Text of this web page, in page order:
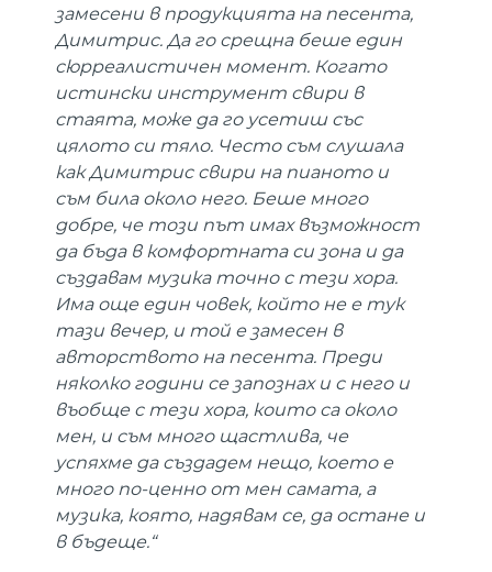
замесени в продукцията на песента,
Димитрис. Да го срещна беше един
сюрреалистичен момент. Когато
истински инструмент свири в
стаята, може да го усетиш със
цялото си тяло. Често съм слушала
как Димитрис свири на пианото и
съм била около него. Беше много
добре, че този път имах възможност
да бъда в комфортната си зона и да
създавам музика точно с тези хора.
Има още един човек, който не е тук
тази вечер, и той е замесен в
авторството на песента. Преди
няколко години се запознах и с него и
въобще с тези хора, които са около
мен, и съм много щастлива, че
успяхме да създадем нещо, което е
много по-ценно от мен самата, а
музика, която, надявам се, да остане и
в бъдеще.“